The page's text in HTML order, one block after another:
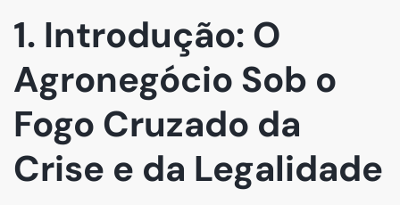
1. Introdução: O
Agronegócio Sob o
Fogo Cruzado da
Crise e da Legalidade